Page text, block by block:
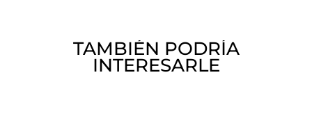
TAMBIÉN PODRÍA
INTERESARLE